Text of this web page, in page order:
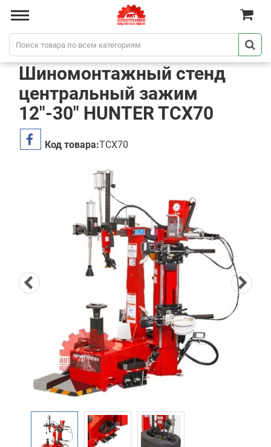
Шиномонтажный стенд
центральный зажим
12"-30" HUNTER TCX70
Код товара:TCX70